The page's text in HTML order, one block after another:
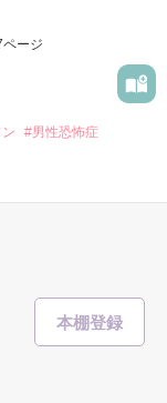
──。
ージ
#男性恐怖症